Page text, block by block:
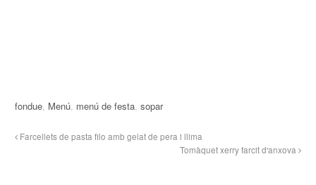
fondue, Menú, menú de festa,sopar
Farcellets de pasta filo amb gelat de pera i llima
Tomàquet xerry farcit d'anxova